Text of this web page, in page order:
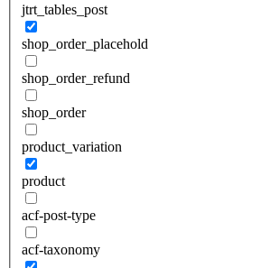
jtrt_tables_post
shop_order_placehold
shop_order_refund
shop_order
product_variation
product
acf-post-type
acf-taxonomy